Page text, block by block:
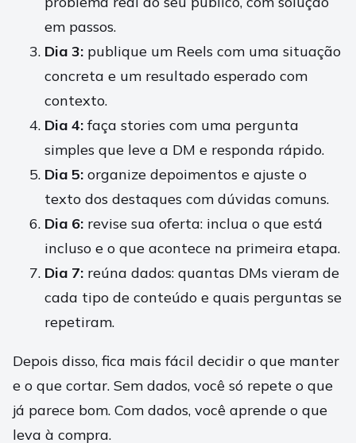
em passos.
Dia 3: publique um Reels com uma situação
concreta e um resultado esperado com
contexto.
Dia 4: faça stories com uma pergunta
simples que leve a DM e responda rápido.
Dia 5: organize depoimentos e ajuste o
texto dos destaques com dúvidas comuns.
Dia 6: revise sua oferta: inclua o que está
incluso e o que acontece na primeira etapa.
Dia 7: reúna dados: quantas DMs vieram de
cada tipo de conteúdo e quais perguntas se
repetiram.
Depois disso, fica mais fácil decidir o que manter
e o que cortar. Sem dados, você só repete o que
já parece bom. Com dados, você aprende o que
leva à compra.